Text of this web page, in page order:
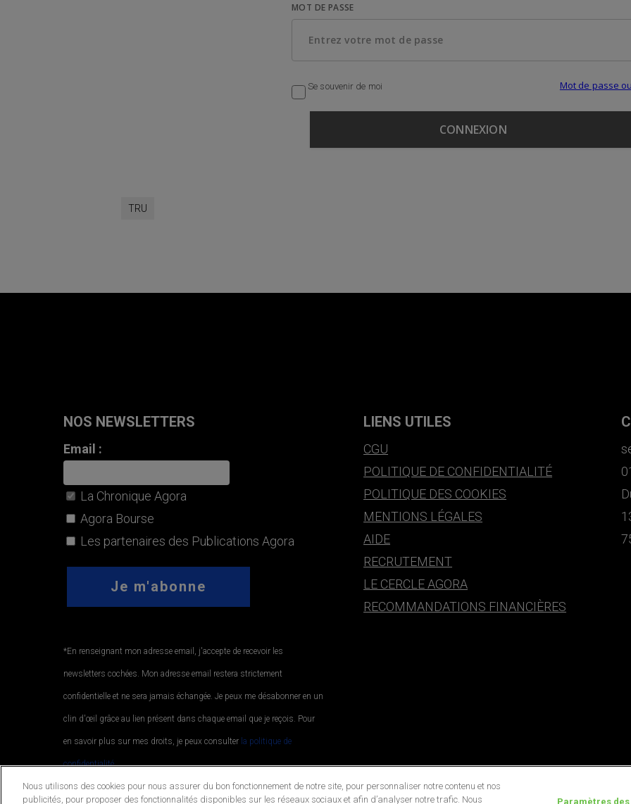
MOT DE PASSE
Se souvenir de moi Mot de passe
TRU
NOS NEWSLETTERS
Email :
La Chronique Agora
Agora Bourse
Les partenaires des Publications Agora
*En renseignant mon adresse email, j'accepte de recevoir les
newsletters cochées. Mon adresse email restera strictement
confidentielle et ne sera jamais échangée. Je peux me désabonner en un
clin d'œil grâce au lien présent dans chaque email que je reçois. Pour
en savoir plus sur mes droits, je peux consulter la politique de
confidentialité..
LIENS UTILES
CGU
POLITIQUE DE CONFIDENTIALITÉ
POLITIQUE DES COOKIES
MENTIONS LÉGALES
AIDE
RECRUTEMENT
LE CERCLE AGORA
RECOMMANDATIONS FINANCIÈRES
Nous utilisons des cookies pour nous assurer du bon fonctionnement de notre site, pour personnaliser notre contenu et nos
publicités, pour proposer des fonctionnalités disponibles sur les réseaux sociaux et afin d’analyser notre trafic. Nous
Paramètres